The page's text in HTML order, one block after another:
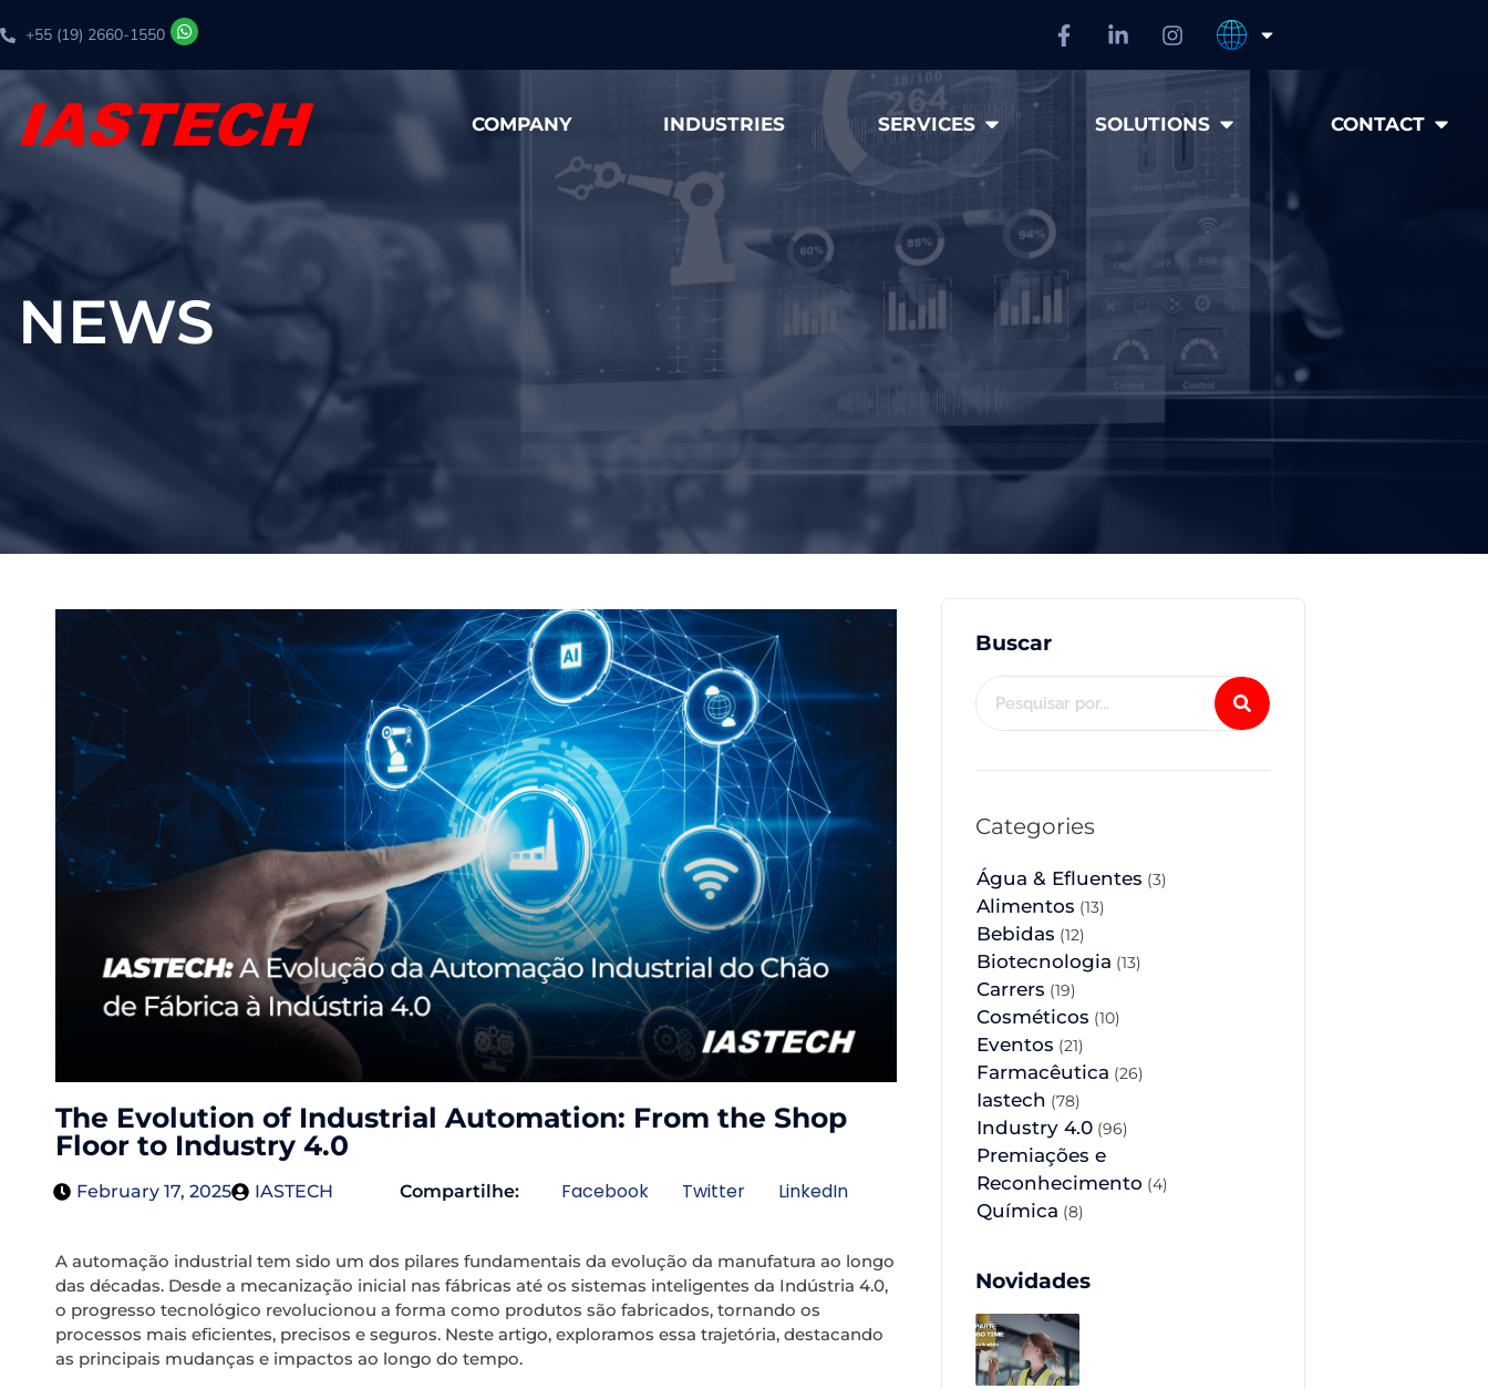
+55 (19) 2660-1550
COMPANY INDUSTRIES SERVICES SOLUTIONS CONTACT
NEWS
The Evolution of Industrial Automation: From the Shop
Floor to Industry 4.0
February 17, 2025 IASTECH Compartilhe: Facebook Twitter LinkedIn
A automação industrial tem sido um dos pilares fundamentais da evolução da manufatura ao longo
das décadas. Desde a mecanização inicial nas fábricas até os sistemas inteligentes da Indústria 4.0,
o progresso tecnológico revolucionou a forma como produtos são fabricados, tornando os
processos mais eficientes, precisos e seguros. Neste artigo, exploramos essa trajetória, destacando
as principais mudanças e impactos ao longo do tempo.
Buscar
Categories
Água & Efluentes (3)
Alimentos (13)
Bebidas (12)
Biotecnologia (13)
Carrers (19)
Cosméticos (10)
Eventos (21)
Farmacêutica (26)
Iastech (78)
Industry 4.0(96)
Premiações e
Reconhecimento (4)
Química (8)
Novidades